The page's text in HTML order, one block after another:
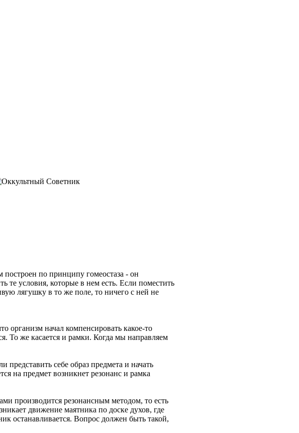
построен по принципу гомеостаза - он
те условия, которые в нем есть. Если поместить
лягушку в то же поле, то ничего с ней не
организм начал компенсировать какое-то
То же касается и рамки. Когда мы направляем
себе образ предмета и начать
на предмет возникнет резонанс и рамка
производится резонансным методом, то есть
движение маятника по доске духов, где
останавливается. Вопрос должен быть такой,